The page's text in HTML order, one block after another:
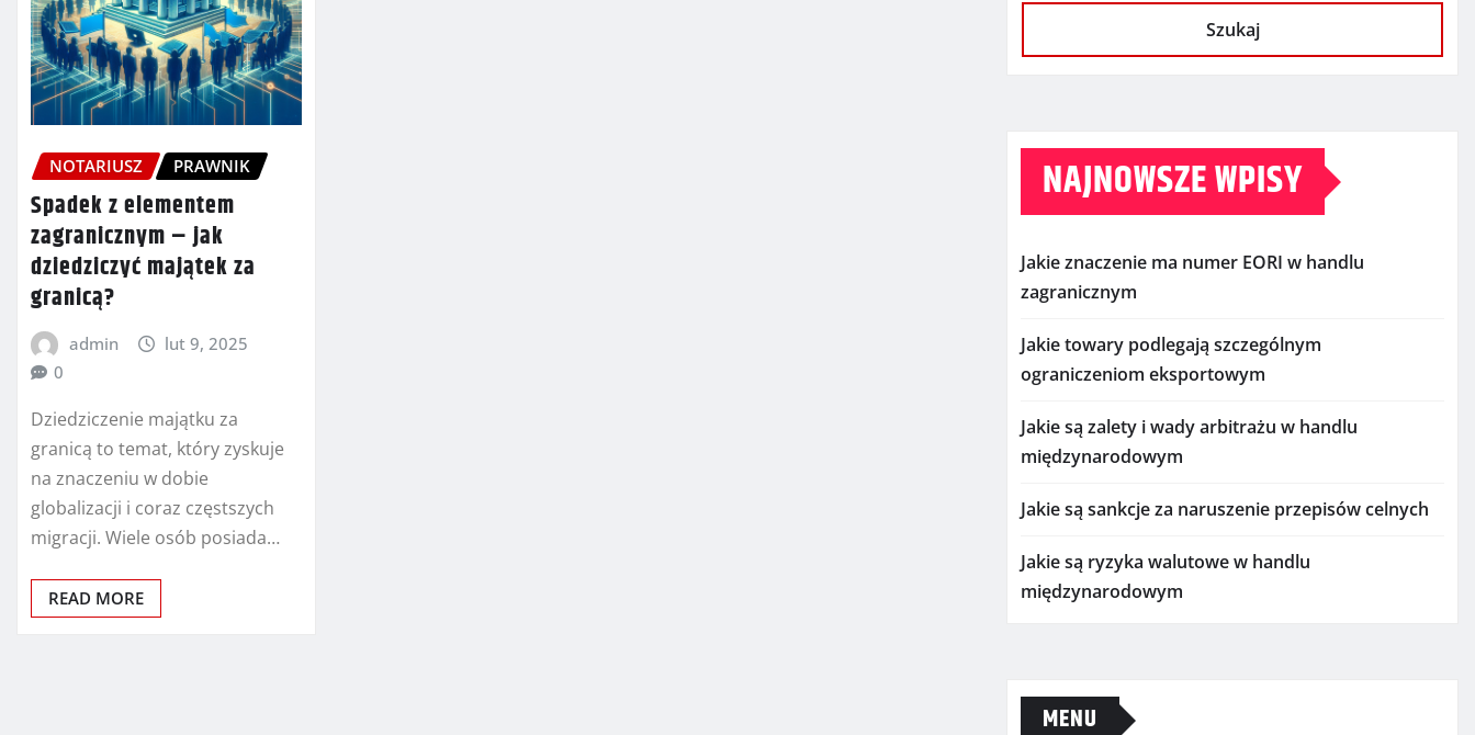
NOTARIUSZ PRAWNIK
Spadek z elementem
zagranicznym – jak
dziedziczyć majątek za
granicą?
admin
lut 9, 2025
0
Dziedziczenie majątku za
granicą to temat, który zyskuje
na znaczeniu w dobie
globalizacji i coraz częstszych
migracji. Wiele osób posiada…
READ MORE
Szukaj
NAJNOWSZE WPISY
Jakie znaczenie ma numer EORI w handlu
zagranicznym
Jakie towary podlegają szczególnym
ograniczeniom eksportowym
Jakie są zalety i wady arbitrażu w handlu
międzynarodowym
Jakie są sankcje za naruszenie przepisów celnych
Jakie są ryzyka walutowe w handlu
międzynarodowym
MENU